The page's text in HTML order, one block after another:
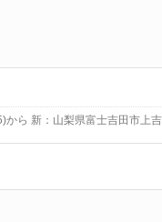
ら 新：山梨県富士吉田市上